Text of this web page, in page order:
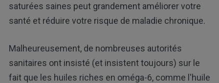
saturées saines peut grandement améliorer votre
santé et réduire votre risque de maladie chronique.
Malheureusement, de nombreuses autorités
sanitaires ont insisté (et insistent toujours) sur le
fait que les huiles riches en oméga-6, comme l'huile